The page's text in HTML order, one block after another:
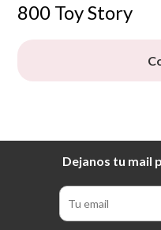
800 Toy Story
Dejanos tu mail